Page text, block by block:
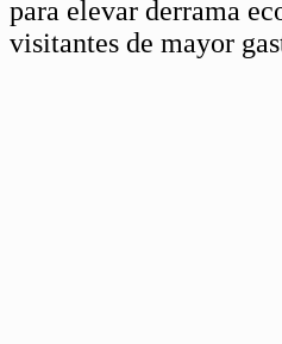
para elevar derrama
visitantes de mayor